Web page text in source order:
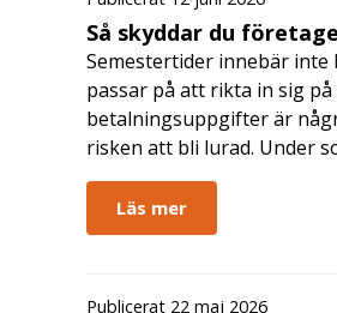
Så skyddar du
Semestertider innebär inte
passar på att rikta in sig
betalningsuppgifter är
risken att bli lurad. Under
Läs mer
Publicerat 22 maj 2026